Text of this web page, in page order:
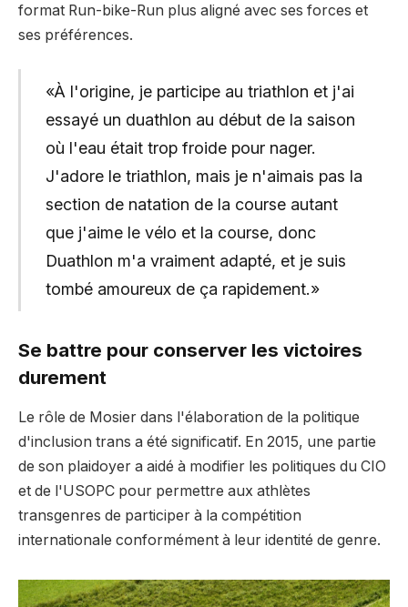
format Run-bike-Run plus aligné avec ses forces et
ses préférences.
«À l'origine, je participe au triathlon et j'ai
essayé un duathlon au début de la saison
où l'eau était trop froide pour nager.
J'adore le triathlon, mais je n'aimais pas la
section de natation de la course autant
que j'aime le vélo et la course, donc
Duathlon m'a vraiment adapté, et je suis
tombé amoureux de ça rapidement.»
Se battre pour conserver les victoires
durement
Le rôle de Mosier dans l'élaboration de la politique
d'inclusion trans a été significatif. En 2015, une partie
de son plaidoyer a aidé à modifier les politiques du CIO
et de l'USOPC pour permettre aux athlètes
transgenres de participer à la compétition
internationale conformément à leur identité de genre.